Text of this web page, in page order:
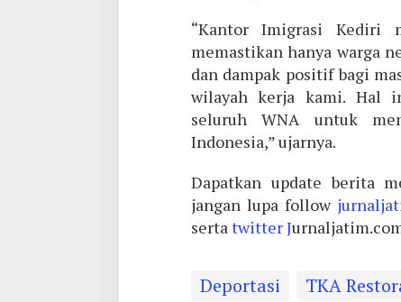
“Kantor Imigrasi Kediri
memastikan hanya warga
dan dampak positif bagi
wilayah kerja kami. Hal
seluruh WNA untuk
Indonesia,” ujarnya.
Dapatkan update berita
jangan lupa follow
sertatwitter J
Deportasi
TKA